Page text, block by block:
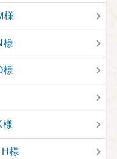
様
様